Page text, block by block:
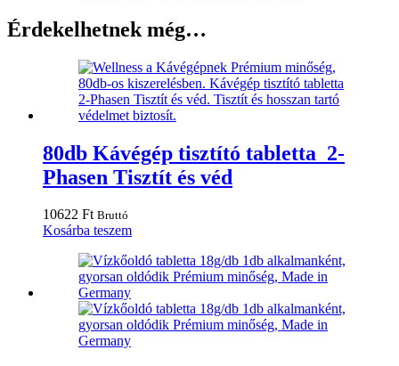
Érdekelhetnek még…
80db Kávégép tisztító tabletta 2-
Phasen Tisztít és véd
10622 Ft Bruttó
Kosárba teszem